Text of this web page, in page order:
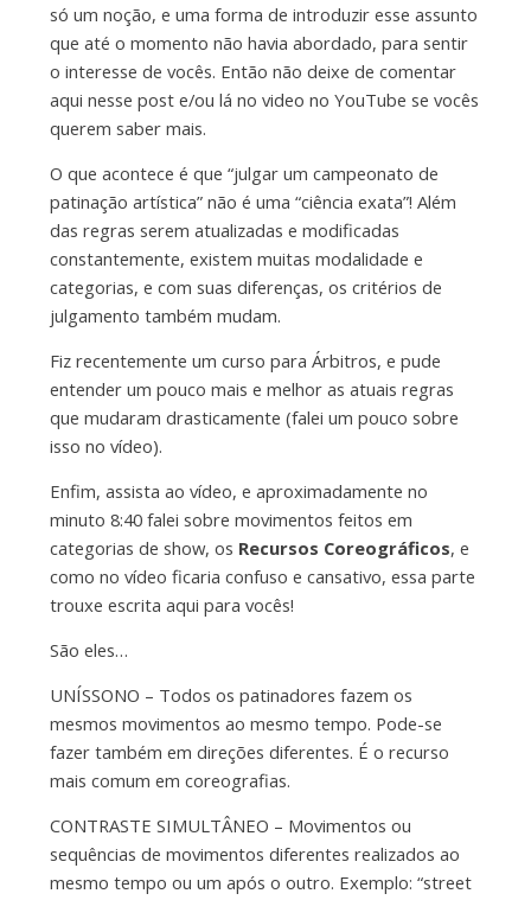
só um noção, e uma forma de introduzir esse assunto
que até o momento não havia abordado, para sentir
o interesse de vocês. Então não deixe de comentar
aqui nesse post e/ou lá no video no YouTube se vocês
querem saber mais.
O que acontece é que “julgar um campeonato de
patinação artística” não é uma “ciência exata”! Além
das regras serem atualizadas e modificadas
constantemente, existem muitas modalidade e
categorias, e com suas diferenças, os critérios de
julgamento também mudam.
Fiz recentemente um curso para Árbitros, e pude
entender um pouco mais e melhor as atuais regras
que mudaram drasticamente (falei um pouco sobre
isso no vídeo).
Enfim, assista ao vídeo, e aproximadamente no
minuto 8:40 falei sobre movimentos feitos em
categorias de show, os Recursos Coreográficos, e
como no vídeo ficaria confuso e cansativo, essa parte
trouxe escrita aqui para vocês!
São eles…
UNÍSSONO – Todos os patinadores fazem os
mesmos movimentos ao mesmo tempo. Pode-se
fazer também em direções diferentes. É o recurso
mais comum em coreografias.
CONTRASTE SIMULTÂNEO – Movimentos ou
sequências de movimentos diferentes realizados ao
mesmo tempo ou um após o outro. Exemplo: “street